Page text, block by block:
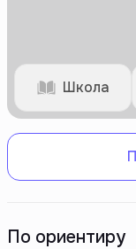
Школа
По ориентиру